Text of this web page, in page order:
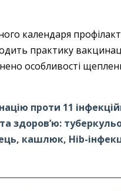
календаря
практику
особливості
проти 11
здоров’ю:
кашлюк, Hib-